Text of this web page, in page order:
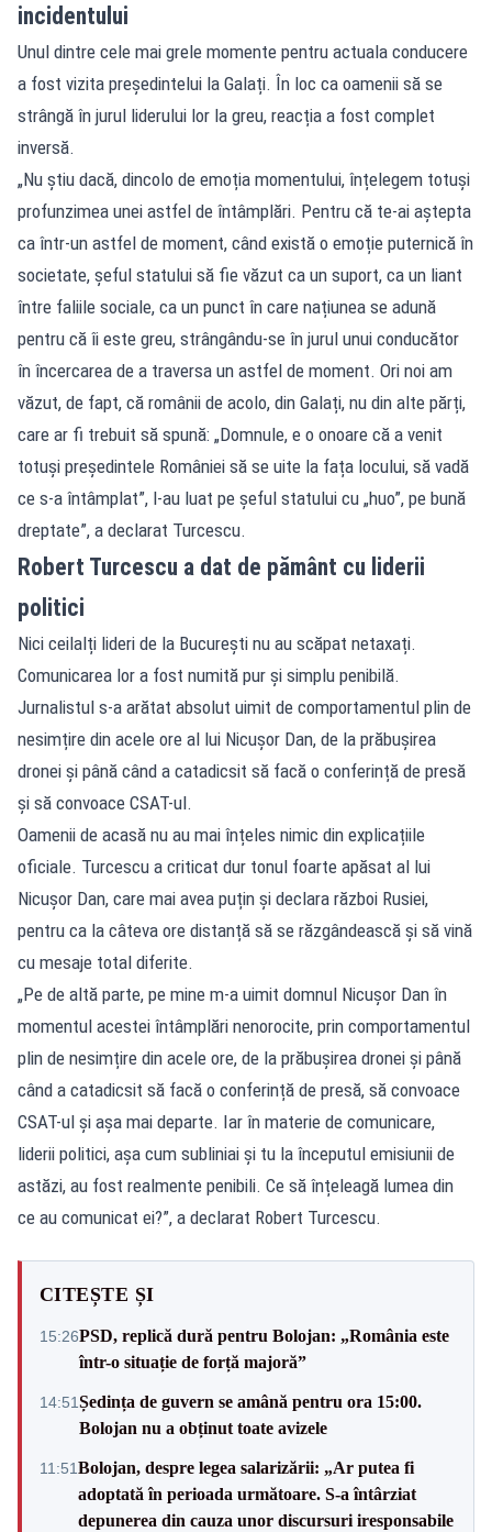
incidentului
Unul dintre cele mai grele momente pentru actuala conducere
a fost vizita președintelui la Galați. În loc ca oamenii să se
strângă în jurul liderului lor la greu, reacția a fost complet
inversă.
„Nu știu dacă, dincolo de emoția momentului, înțelegem totuși
profunzimea unei astfel de întâmplări. Pentru că te-ai aștepta
ca într-un astfel de moment, când există o emoție puternică în
societate, șeful statului să fie văzut ca un suport, ca un liant
între faliile sociale, ca un punct în care națiunea se adună
pentru că îi este greu, strângându-se în jurul unui conducător
în încercarea de a traversa un astfel de moment. Ori noi am
văzut, de fapt, că românii de acolo, din Galați, nu din alte părți,
care ar fi trebuit să spună: „Domnule, e o onoare că a venit
totuși președintele României să se uite la fața locului, să vadă
ce s-a întâmplat”, l-au luat pe șeful statului cu „huo”, pe bună
dreptate”, a declarat Turcescu.
Robert Turcescu a dat de pământ cu liderii
politici
Nici ceilalți lideri de la București nu au scăpat netaxați.
Comunicarea lor a fost numită pur și simplu penibilă.
Jurnalistul s-a arătat absolut uimit de comportamentul plin de
nesimțire din acele ore al lui Nicușor Dan, de la prăbușirea
dronei și până când a catadicsit să facă o conferință de presă
și să convoace CSAT-ul.
Oamenii de acasă nu au mai înțeles nimic din explicațiile
oficiale. Turcescu a criticat dur tonul foarte apăsat al lui
Nicușor Dan, care mai avea puțin și declara război Rusiei,
pentru ca la câteva ore distanță să se răzgândească și să vină
cu mesaje total diferite.
„Pe de altă parte, pe mine m-a uimit domnul Nicușor Dan în
momentul acestei întâmplări nenorocite, prin comportamentul
plin de nesimțire din acele ore, de la prăbușirea dronei și până
când a catadicsit să facă o conferință de presă, să convoace
CSAT-ul și așa mai departe. Iar în materie de comunicare,
liderii politici, așa cum subliniai și tu la începutul emisiunii de
astăzi, au fost realmente penibili. Ce să înțeleagă lumea din
ce au comunicat ei?”, a declarat Robert Turcescu.
CITEȘTE ȘI
15:26PSD, replică dură pentru Bolojan: „România este
într-o situație de forță majoră”
14:51Ședința de guvern se amână pentru ora 15:00.
Bolojan nu a obținut toate avizele
11:51Bolojan, despre legea salarizării: „Ar putea fi
adoptată în perioada următoare. S-a întârziat
depunerea din cauza unor discursuri iresponsabile